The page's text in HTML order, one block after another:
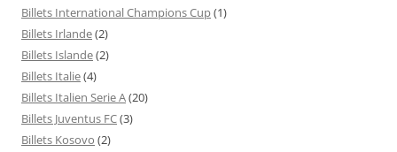
Billets International Champions Cup(1)
Billets Irlande(2)
Billets Islande(2)
Billets Italie(4)
Billets Italien Serie A(20)
Billets Juventus FC(3)
Billets Kosovo (2)